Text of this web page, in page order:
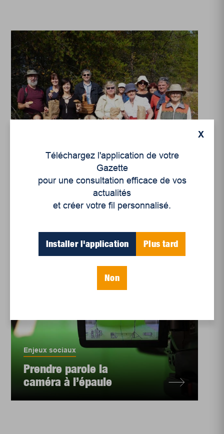
Enjeux sociaux
L’école grandeur nature
Enjeux sociaux
Prendre parole la
caméra à l’épaule
X
Téléchargez l'application de votre
Gazette
pour une consultation efficace de vos
actualités
et créer votre fil personnalisé.
Installer l'application Plus tard
Non